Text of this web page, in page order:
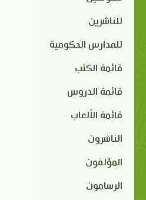
للناشرين
للمدارس الحكومية
قائمة الكتب
قائمة الدروس
قائمة الألعاب
الناشرون
المؤلفون
الرسامون